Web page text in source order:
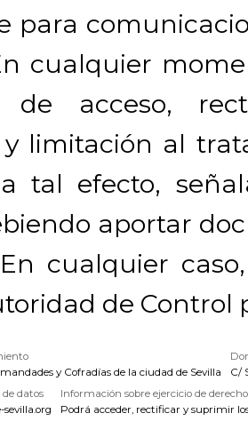
para
cualquier
de acceso,
y limitación al
tal efecto,
aportar
cualquier
de Control
y Cofradías de la ciudad de Sevilla
C/
datos
Información sobre ejercicio de
Podrá acceder, rectificar y suprimir